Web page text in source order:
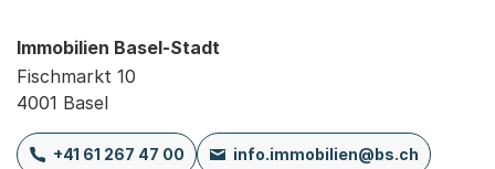
Immobilien Basel-Stadt
Fischmarkt 10
4001 Basel
+41 61 267 47 00 info.immobilien@bs.ch